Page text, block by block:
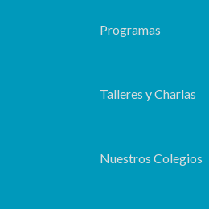
Programas
Talleres y Charlas
Nuestros Colegios